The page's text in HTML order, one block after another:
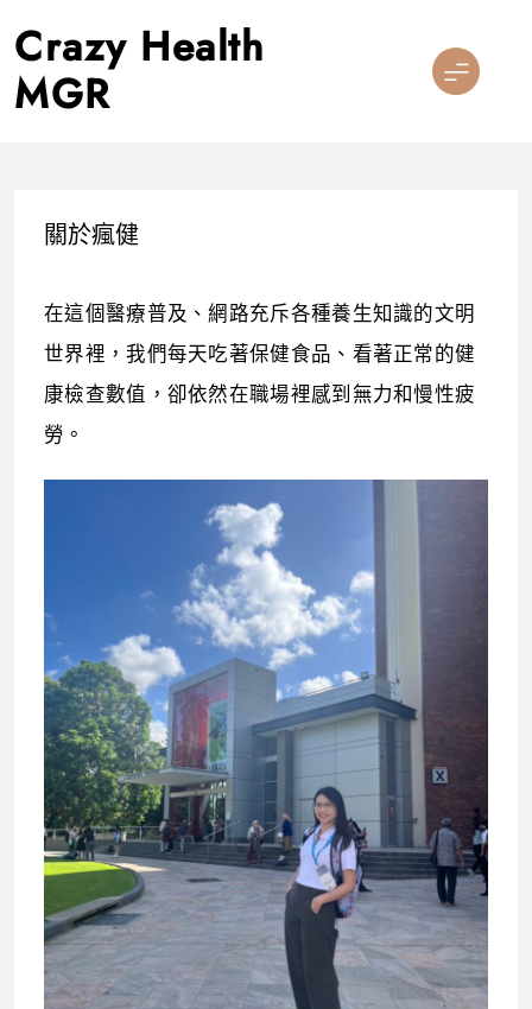
to
content
Crazy Health
MGR
關於瘋健
在這個醫療普及、網路充斥各種養生知識的文明
世界裡，我們每天吃著保健食品、看著正常的健
康檢查數值，卻依然在職場裡感到無力和慢性疲
勞。